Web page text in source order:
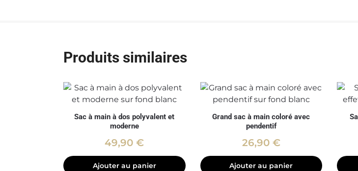
Produits similaires
Sac à main à dos polyvalent et
moderne
49,90€
Ajouter au panier
Grand sac à main coloré avec
pendentif
26,90 €
Ajouter au panier